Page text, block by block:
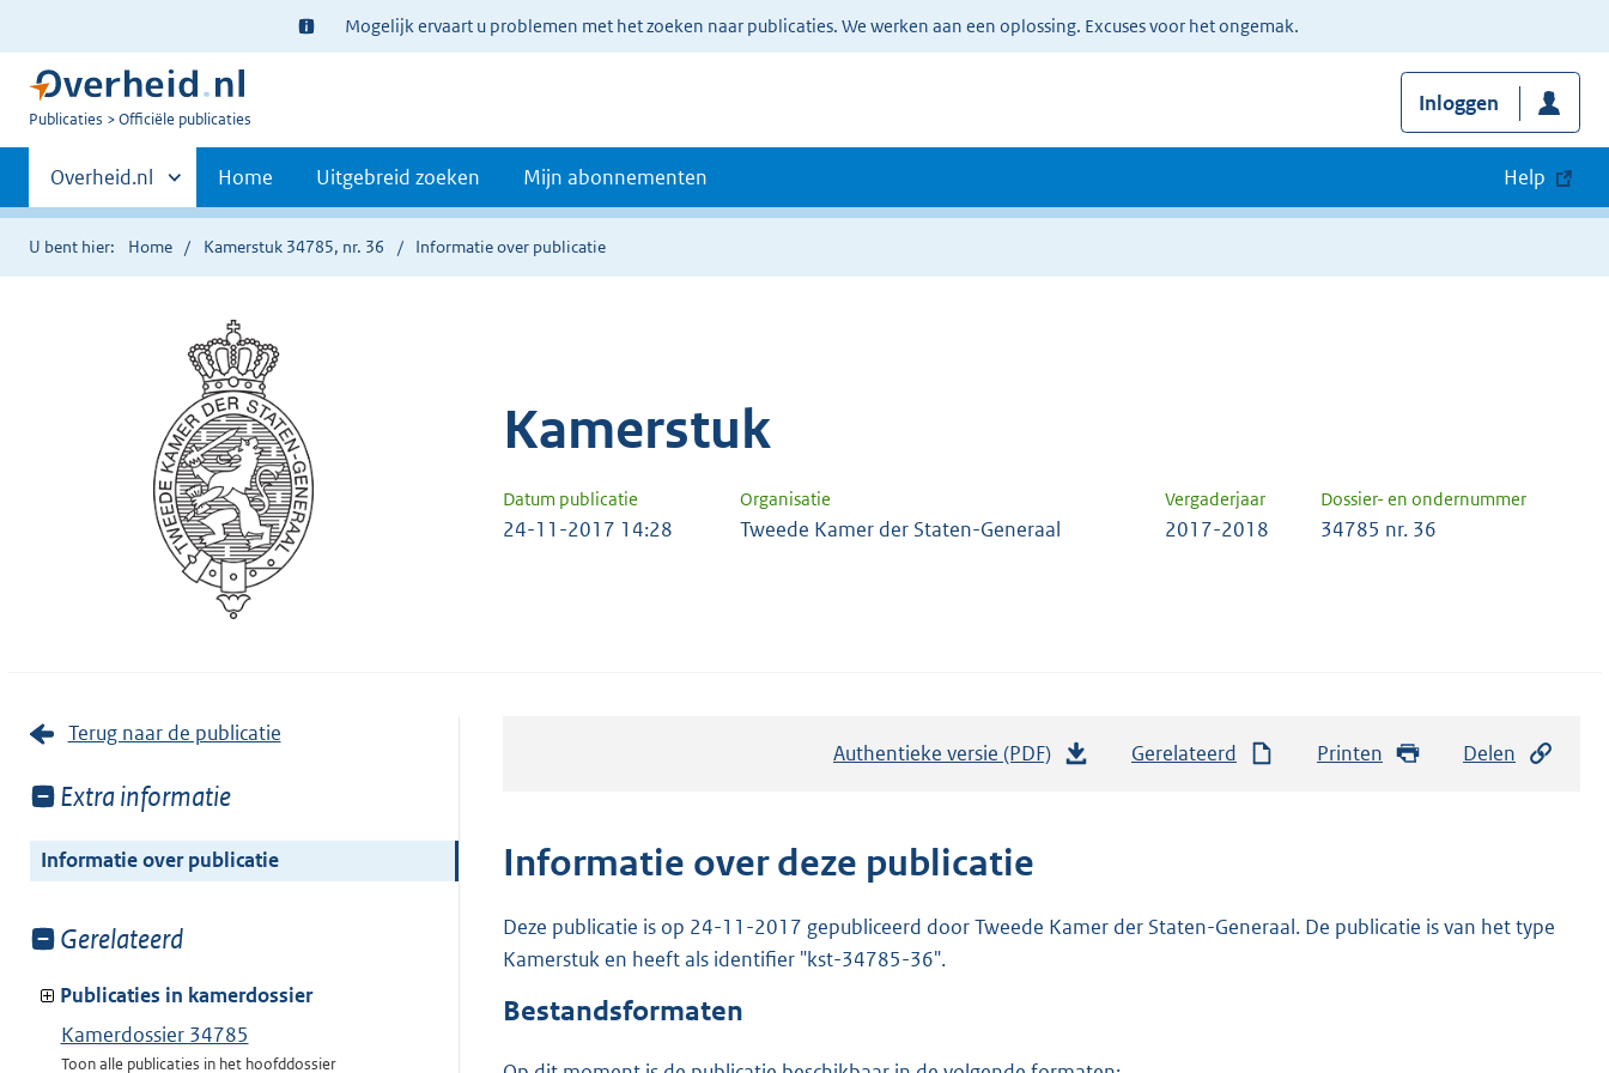
Ter
informatie:
Mogelijk ervaart u problemen met het zoeken naar publicaties. We werken aan een oplossing. Excuses voor het ongemak.
U
Publicaties Officiële publicaties
Inloggen
Primaire
navigatie
Andere
sites
binnen
Overheid.nl Home Uitgebreid zoeken Mijn abonnementen Help
U bent hier: Home Kamerstuk 34785, nr. 36 Informatie over publicatie
Kamerstuk
Datum publicatie Organisatie Vergaderjaar Dossier- en ondernummer
24-11-2017 14:28 Tweede Kamer der Staten-Generaal 2017-2018 34785 nr. 36
Terug naar de publicatie
Toon
van:
Extra informatie
Informatie over publicatie
Toon
van:
Gerelateerd
Publicaties in kamerdossier
Kamerdossier 34785
Toon alle publicaties in het hoofddossier
Authentieke versie (PDF)
n
Gerelateerd Printen Delen
Informatie over deze publicatie
Deze publicatie is op 24-11-2017 gepubliceerd door Tweede Kamer der Staten-Generaal. De publicatie is van het type
Kamerstuk en heeft als identifier "kst-34785-36".
Bestandsformaten